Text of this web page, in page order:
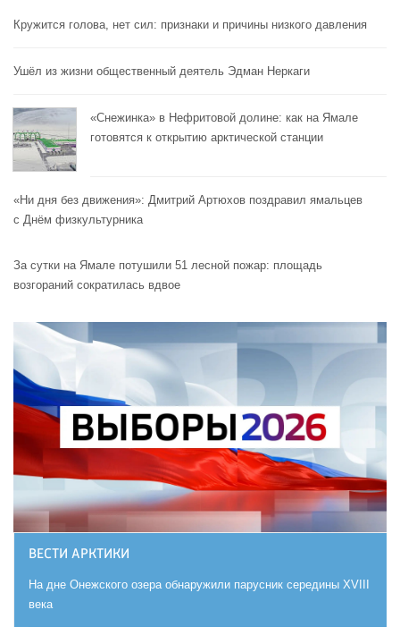
Кружится голова, нет сил: признаки и причины низкого давления
Ушёл из жизни общественный деятель Эдман Неркаги
«Снежинка» в Нефритовой долине: как на Ямале
готовятся к открытию арктической станции
«Ни дня без движения»: Дмитрий Артюхов поздравил ямальцев
с Днём физкультурника
За сутки на Ямале потушили 51 лесной пожар: площадь
возгораний сократилась вдвое
ВЕСТИ АРКТИКИ
На дне Онежского озера обнаружили парусник середины XVIII
века